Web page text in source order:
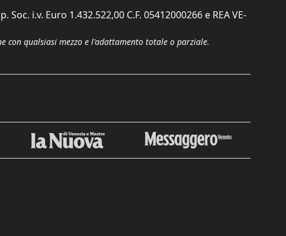
i.v. Euro 1.432.522,00 C.F. 05412000266 e REA VE-
qualsiasi mezzo e l'adattamento totale o parziale.